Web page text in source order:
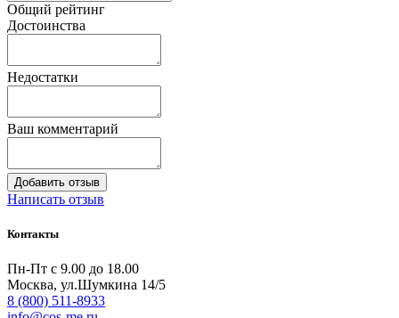
Общий рейтинг
Достоинства
Недостатки
Ваш комментарий
Написать отзыв
Контакты
Пн-Пт с 9.00 до 18.00
Москва, ул.Шумкина 14/5
8 (800) 511-8933